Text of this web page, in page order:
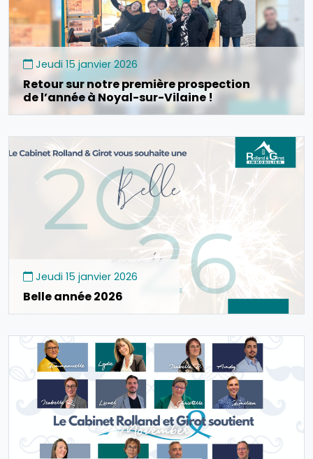
Jeudi 15 janvier 2026
Retour sur notre première prospection
de l’année à Noyal-sur-Vilaine !
Jeudi 15 janvier 2026
Belle année 2026